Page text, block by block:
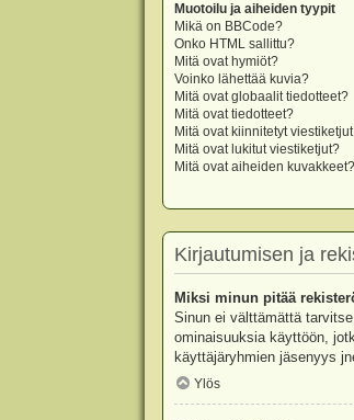
Muotoilu ja aiheiden tyypit
Mikä on BBCode?
Onko HTML sallittu?
Mitä ovat hymiöt?
Voinko lähettää kuvia?
Mitä ovat globaalit tiedotteet?
Mitä ovat tiedotteet?
Mitä ovat kiinnitetyt viestiketjut
Mitä ovat lukitut viestiketjut?
Mitä ovat aiheiden kuvakkeet?
Kirjautumisen ja
Miksi minun pitää
Sinun ei välttämättä
ominaisuuksia käyttöön,
käyttäjäryhmien jäsenyys
Ylös